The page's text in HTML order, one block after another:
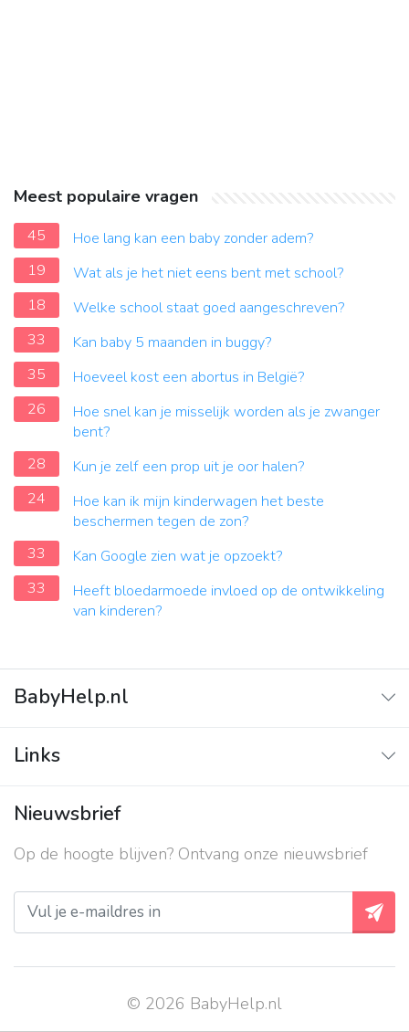
Meest populaire vragen
45
Hoe lang kan een baby zonder adem?
19
Wat als je het niet eens bent met school?
18
Welke school staat goed aangeschreven?
33
Kan baby 5 maanden in buggy?
35
Hoeveel kost een abortus in België?
26
Hoe snel kan je misselijk worden als je zwanger
bent?
28
Kun je zelf een prop uit je oor halen?
24
Hoe kan ik mijn kinderwagen het beste
beschermen tegen de zon?
33
Kan Google zien wat je opzoekt?
33
Heeft bloedarmoede invloed op de ontwikkeling
van kinderen?
BabyHelp.nl
Vraag & Antwoord
Links
Contact
Over ons
Privacy beleid
Nieuwsbrief
Op de hoogte blijven? Ontvang onze nieuwsbrief
© 2026 BabyHelp.nl